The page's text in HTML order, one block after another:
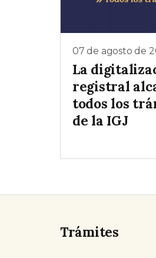
07 de agosto de
La
registral
todos los
de la IGJ
Trámites